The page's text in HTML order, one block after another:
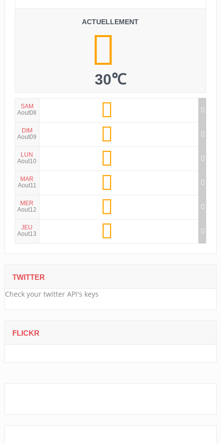
ACTUELLEMENT
30℃
SAM
Aout08
DIM
Aout09
LUN
Aout10
MAR
Aout11
MER
Aout12
JEU
Aout13
TWITTER
Check your twitter API's keys
FLICKR